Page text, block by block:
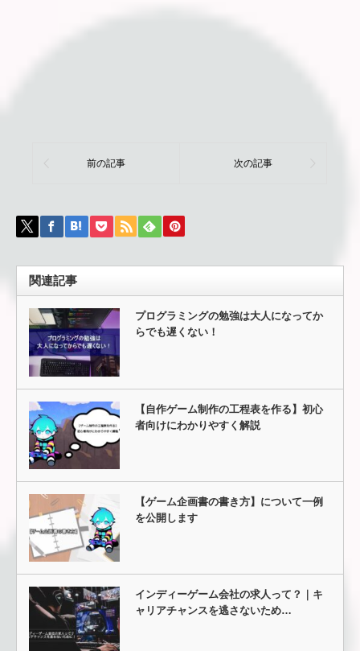
前の記事 次の記事
関連記事
プログラミングの勉強は大人になってか
らでも遅くない！
【自作ゲーム制作の工程表を作る】初心
者向けにわかりやすく解説
【ゲーム企画書の書き方】について一例
を公開します
インディーゲーム会社の求人って？｜キ
ャリアチャンスを逃さないため…